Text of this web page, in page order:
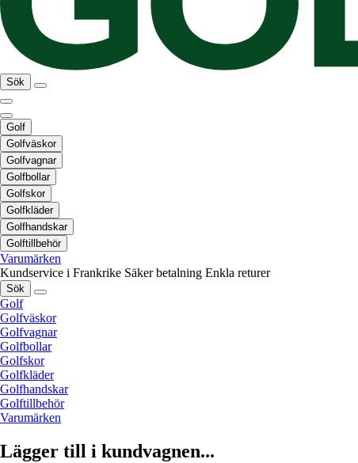
Sök
Golf
Golfväskor
Golfvagnar
Golfbollar
Golfskor
Golfkläder
Golfhandskar
Golftillbehör
Varumärken
Kundservice i Frankrike Säker betalning Enkla returer
Sök
Golf
Golfväskor
Golfvagnar
Golfbollar
Golfskor
Golfkläder
Golfhandskar
Golftillbehör
Varumärken
Lägger till i kundvagnen...